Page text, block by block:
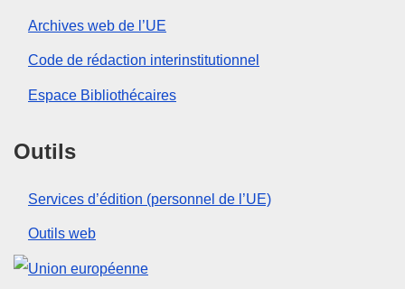
Archives web de l’UE
Code de rédaction interinstitutionnel
Espace Bibliothécaires
Outils
Services d’édition (personnel de l’UE)
Outils web
Union européenne